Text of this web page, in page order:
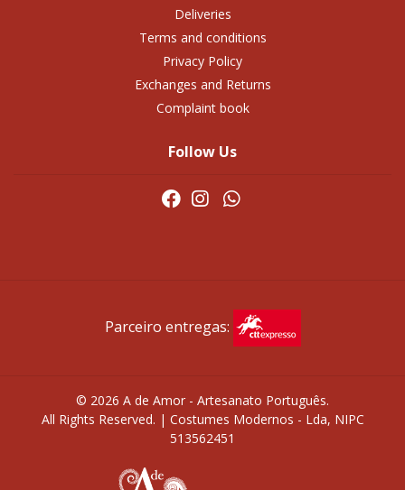
Deliveries
Terms and conditions
Privacy Policy
Exchanges and Returns
Complaint book
Follow Us
Parceiro entregas:
© 2026 A de Amor - Artesanato Português.
All Rights Reserved. | Costumes Modernos - Lda, NIPC
513562451